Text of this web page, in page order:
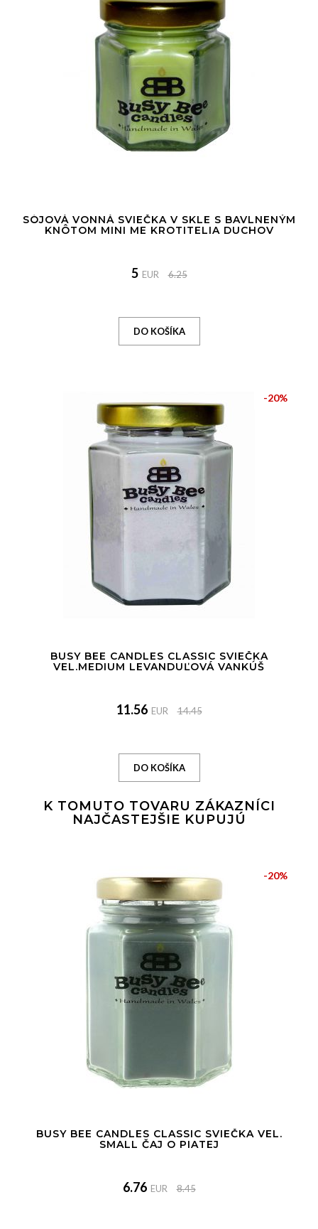
SÓJOVÁ VONNÁ SVIEČKA V SKLE S BAVLNENÝM
KNÔTOM MINI ME KROTITELIA DUCHOV
5 EUR 6.25
-20%
BUSY BEE CANDLES CLASSIC SVIEČKA
VEL.MEDIUM LEVANDUĽOVÁ VANKÚŠ
11.56 EUR 14.45
K TOMUTO TOVARU ZÁKAZNÍCI
NAJČASTEJŠIE KUPUJÚ
-20%
BUSY BEE CANDLES CLASSIC SVIEČKA VEL.
SMALL ČAJ O PIATEJ
6.76 EUR 8.45